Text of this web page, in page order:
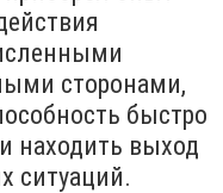
сторонами,
быстро
находить выход
ситуаций.